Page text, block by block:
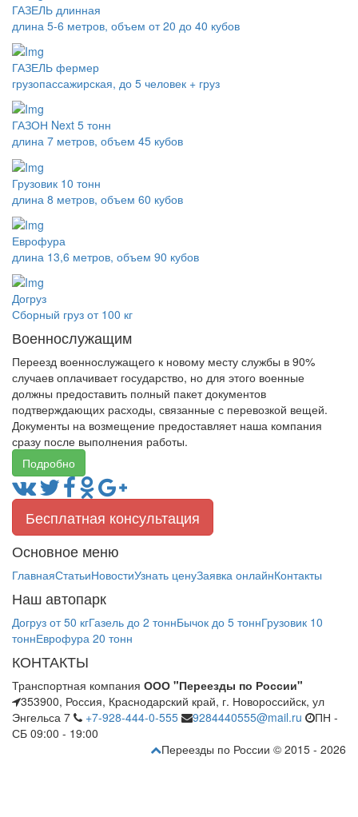
ГАЗЕЛЬ длинная
длина 5-6 метров, объем от 20 до 40 кубов
ГАЗЕЛЬ фермер
грузопассажирская, до 5 человек + груз
ГАЗОН Next 5 тонн
длина 7 метров, объем 45 кубов
Грузовик 10 тонн
длина 8 метров, объем 60 кубов
Еврофура
длина 13,6 метров, объем 90 кубов
Догруз
Сборный груз от 100 кг
Военнослужащим
Переезд военнослужащего к новому месту службы в 90%
случаев оплачивает государство, но для этого военные
должны предоставить полный пакет документов
подтверждающих расходы, связанные с перевозкой вещей.
Документы на возмещение предоставляет наша компания
сразу после выполнения работы.
Подробно
Бесплатная консультация
Основное меню
ГлавнаяСтатьиНовостиУзнать ценуЗаявка онлайнКонтакты
Наш автопарк
Догруз от 50 кгГазель до 2 тоннБычок до 5 тоннГрузовик 10
тоннЕврофура 20 тонн
КОНТАКТЫ
Транспортная компания ООО "Переезды по России"
353900, Россия, Краснодарский край, г. Новороссийск, ул
Энгельса 7
+7-928-444-0-555 9284440555@mail.ru
ПН -
СБ 09:00 - 19:00
Переезды по России © 2015 - 2026